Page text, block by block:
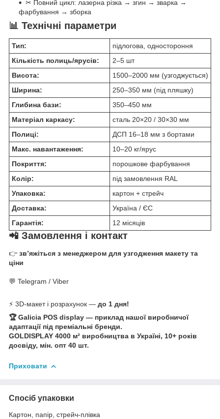
✂ Повний цикл: лазерна різка → згин → зварка →
фарбування → зборка
📊 Технічні параметри
Тип:
підлогова, одностороння
Кількість полиць/ярусів:
2–5 шт
Висота:
1500–2000 мм (узгоджується)
Ширина:
250–350 мм (під пляшку)
Глибина бази:
350–450 мм
Матеріал каркасу:
сталь 20×20 / 30×30 мм
Полиці:
ДСП 16–18 мм з бортами
Макс. навантаження:
10–20 кг/ярус
Покриття:
порошкове фарбування
Колір:
під замовлення RAL
Упаковка:
картон + стрейч
Доставка:
Україна / ЄС
Гарантія:
12 місяців
📲 Замовлення і контакт
👉 зв’яжіться з менеджером для узгодження макету та
ціни
💬 Telegram / Viber
⚡ 3D-макет і розрахунок — до 1 дня!
🏆 Galicia POS display — приклад нашої виробничої
адаптації під преміальні бренди.
GOLDISPLAY 4000 м² виробництва в Україні, 10+ років
досвіду, мін. опт 40 шт.
Приховати
Спосіб упаковки
Картон, папір, стрейч-плівка